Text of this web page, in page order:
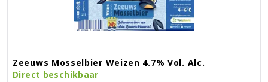
Zeeuws Mosselbier Weizen 4.7% Vol. Alc.
Direct beschikbaar